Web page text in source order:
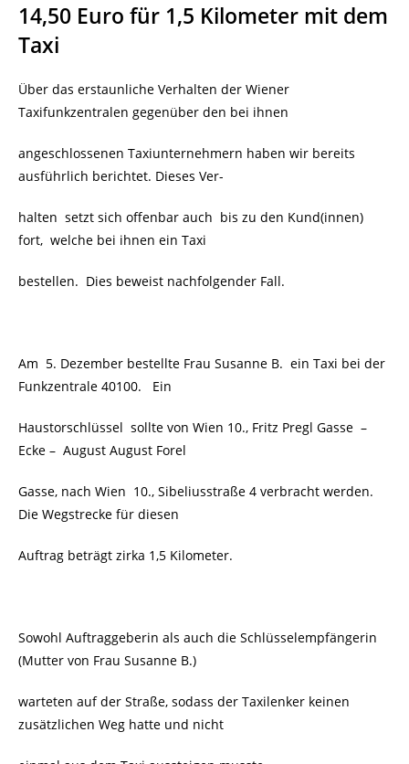
14,50 Euro für 1,5 Kilometer mit dem
Taxi
Über das erstaunliche Verhalten der Wiener
Taxifunkzentralen gegenüber den bei ihnen
angeschlossenen Taxiunternehmern haben wir bereits
ausführlich berichtet. Dieses Ver-
halten setzt sich offenbar auch bis zu den Kund(innen)
fort, welche bei ihnen ein Taxi
bestellen. Dies beweist nachfolgender Fall.
Am 5. Dezember bestellte Frau Susanne B. ein Taxi bei der
Funkzentrale 40100. Ein
Haustorschlüssel sollte von Wien 10., Fritz Pregl Gasse –
Ecke – August August Forel
Gasse, nach Wien 10., Sibeliusstraße 4 verbracht werden.
Die Wegstrecke für diesen
Auftrag beträgt zirka 1,5 Kilometer.
Sowohl Auftraggeberin als auch die Schlüsselempfängerin
(Mutter von Frau Susanne B.)
warteten auf der Straße, sodass der Taxilenker keinen
zusätzlichen Weg hatte und nicht